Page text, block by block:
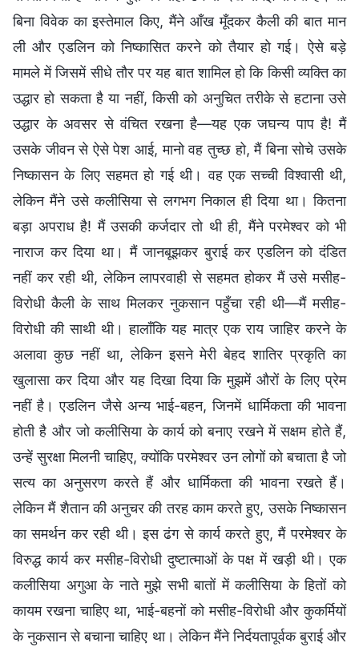
बिना विवेक का इस्तेमाल किए, मैंने आँख मूँदकर कैली की बात मान
ली और एडलिन को निष्कासित करने को तैयार हो गई। ऐसे बड़े
मामले में जिसमें सीधे तौर पर यह बात शामिल हो कि किसी व्यक्ति का
उद्धार हो सकता है या नहीं, किसी को अनुचित तरीके से हटाना उसे
उद्धार के अवसर से वंचित रखना है—यह एक जघन्य पाप है! मैं
उसके जीवन से ऐसे पेश आई, मानो वह तुच्छ हो, मैं बिना सोचे उसके
निष्कासन के लिए सहमत हो गई थी। वह एक सच्ची विश्वासी थी,
लेकिन मैंने उसे कलीसिया से लगभग निकाल ही दिया था। कितना
बड़ा अपराध है! मैं उसकी कर्जदार तो थी ही, मैंने परमेश्वर को भी
नाराज कर दिया था। मैं जानबूझकर बुराई कर एडलिन को दंडित
नहीं कर रही थी, लेकिन लापरवाही से सहमत होकर मैं उसे मसीह-
विरोधी कैली के साथ मिलकर नुकसान पहुँचा रही थी—मैं मसीह-
विरोधी की साथी थी। हालाँकि यह मात्र एक राय जाहिर करने के
अलावा कुछ नहीं था, लेकिन इसने मेरी बेहद शातिर प्रकृति का
खुलासा कर दिया और यह दिखा दिया कि मुझमें औरों के लिए प्रेम
नहीं है। एडलिन जैसे अन्य भाई-बहन, जिनमें धार्मिकता की भावना
होती है और जो कलीसिया के कार्य को बनाए रखने में सक्षम होते हैं,
उन्हें सुरक्षा मिलनी चाहिए, क्योंकि परमेश्वर उन लोगों को बचाता है जो
सत्य का अनुसरण करते हैं और धार्मिकता की भावना रखते हैं।
लेकिन मैं शैतान की अनुचर की तरह काम करते हुए, उसके निष्कासन
का समर्थन कर रही थी। इस ढंग से कार्य करते हुए, मैं परमेश्वर के
विरुद्ध कार्य कर मसीह-विरोधी दुष्टात्माओं के पक्ष में खड़ी थी। एक
कलीसिया अगुआ के नाते मुझे सभी बातों में कलीसिया के हितों को
कायम रखना चाहिए था, भाई-बहनों को मसीह-विरोधी और कुकर्मियों
के नुकसान से बचाना चाहिए था। लेकिन मैंने निर्दयतापूर्वक बुराई और